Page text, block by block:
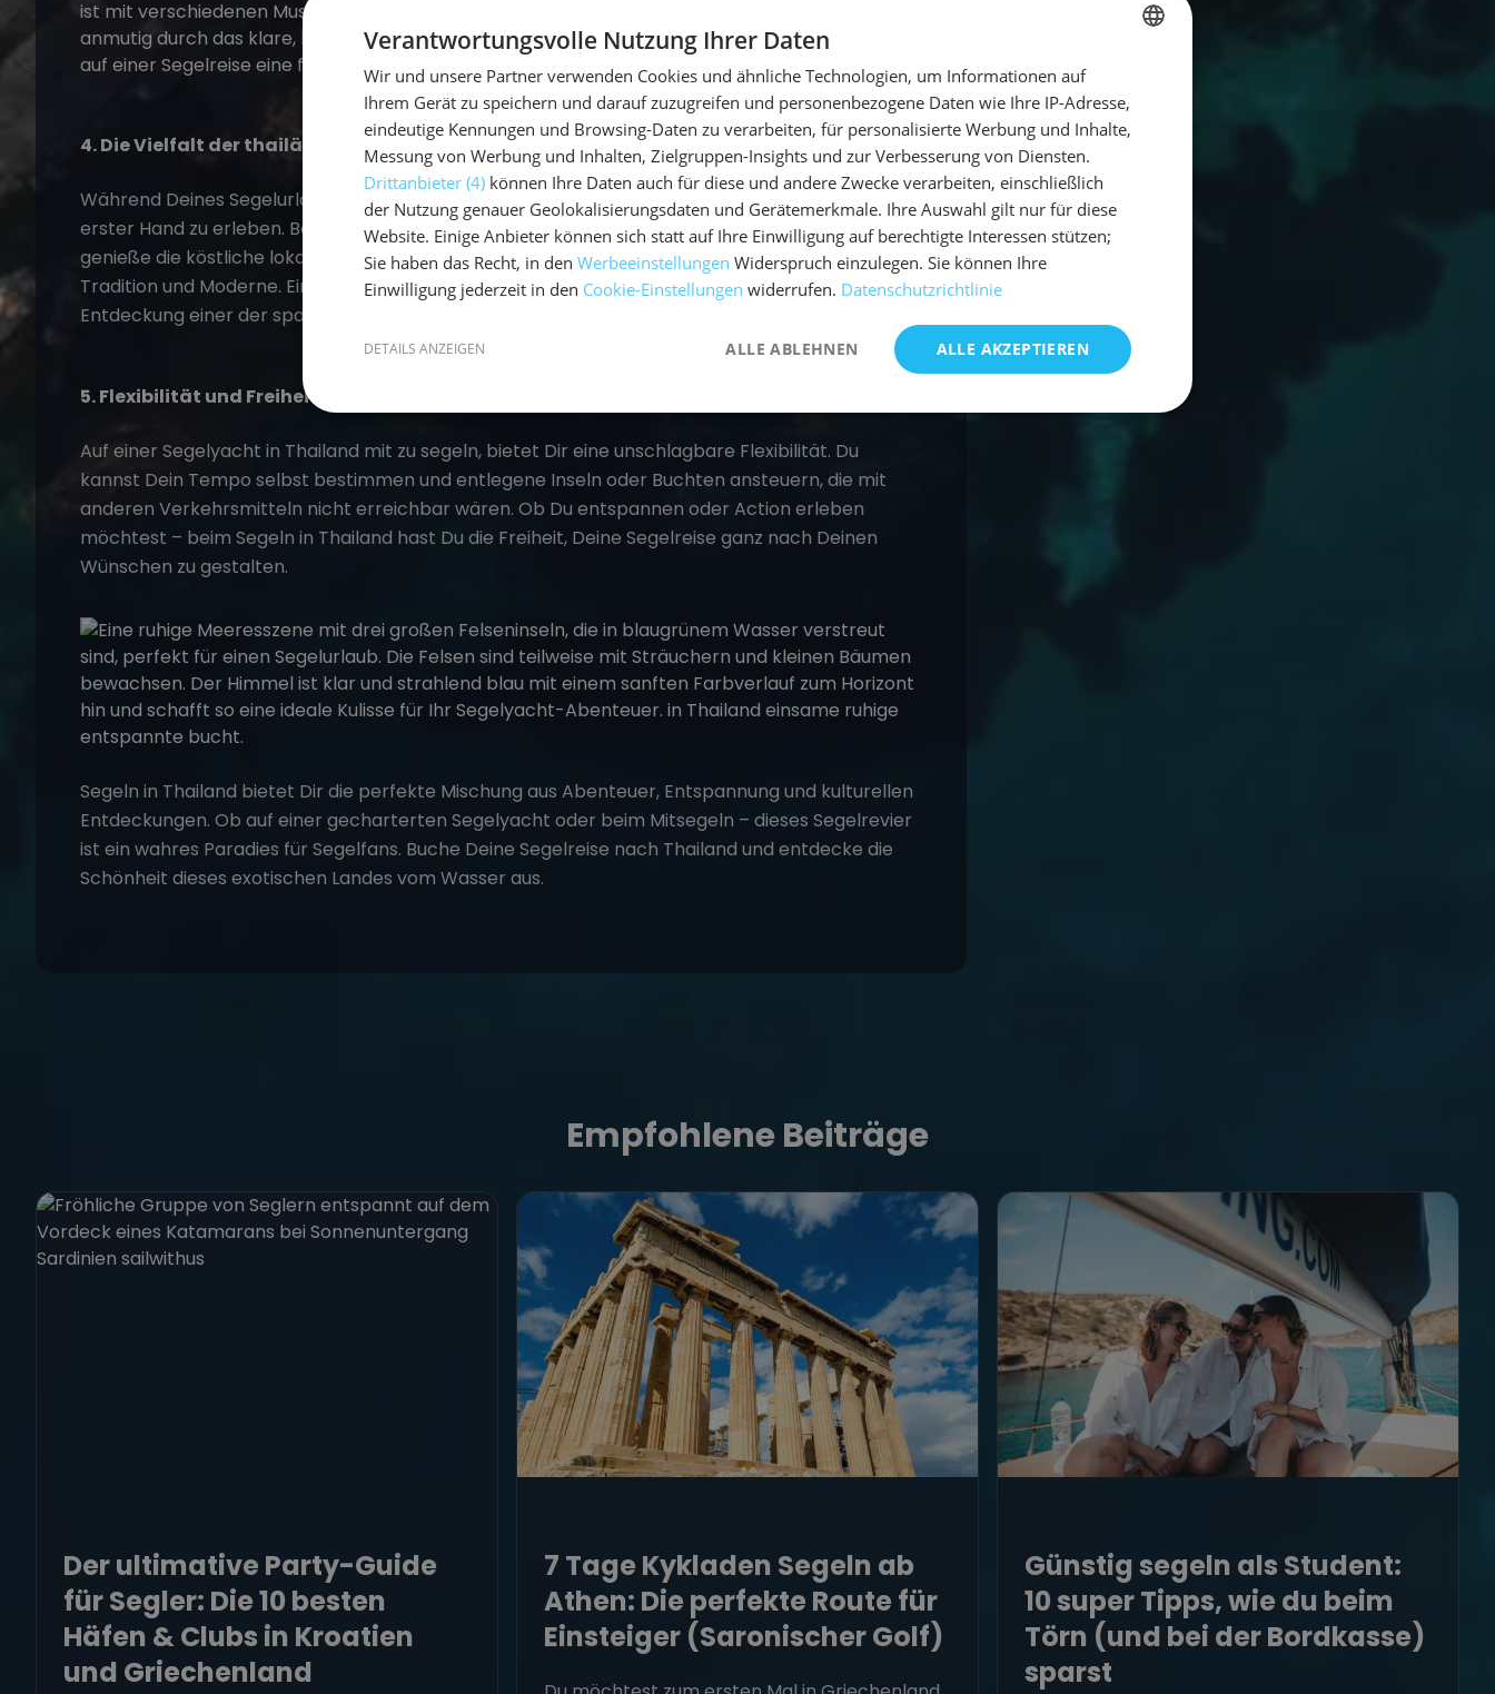
4. Die Vielfalt der thailändischen Kultur erleben
Während Deines Segelurlaubs
hast Du die Möglichkeit, die authentische thailändische Kultur aus
erster Hand zu erleben. Besuche traditionelle Fischerdörfer, erkunde buddhistische Tempel oder
genieße die köstliche lokale Küche. An Land erwartet Dich eine faszinierende Mischung aus
Tradition und Moderne. Ein
Segeltrip in Thailandverbindet das Abenteuer auf See mit der
Entdeckung einer der spannendsten Kulturen der Welt.
5. Flexibilität und Freiheit auf einer Segelyacht
Auf einer Segelyacht in Thailand mit zu segeln, bietet Dir eine unschlagbare Flexibilität. Du
kannst Dein Tempo selbst bestimmen und entlegene Inseln oder Buchten ansteuern, die mit
anderen Verkehrsmitteln nicht erreichbar wären. Ob Du entspannen oder Action erleben
möchtest – beim Segeln in Thailand hast Du die Freiheit, Deine Segelreise ganz nach Deinen
Wünschen zu gestalten.
Segeln in Thailand bietet Dir die perfekte Mischung aus Abenteuer, Entspannung und kulturellen
Entdeckungen. Ob auf einer gecharterten Segelyacht oder beim Mitsegeln – dieses Segelrevier
ist ein wahres Paradies für Segelfans. Buche Deine Segelreise nach Thailand und entdecke die
Schönheit dieses exotischen Landes vom Wasser aus.
Empfohlene Beiträge
Der ultimative Party-Guide
für Segler: Die 10 besten
Häfen & Clubs in Kroatien
und Griechenland
7 Tage Kykladen Segeln ab
Athen: Die perfekte Route für
Einsteiger (Saronischer Golf)
Günstig segeln als Student:
10 super Tipps, wie du beim
Törn (und bei der Bordkasse)
sparst
GERMAN
Verantwortungsvolle Nutzung Ihrer Daten
Wir und unsere Partner verwenden Cookies und ähnliche Technologien, um Informationen auf
Ihrem Gerät zu speichern und darauf zuzugreifen und personenbezogene Daten wie Ihre IP-Adresse,
eindeutige Kennungen und Browsing-Daten zu verarbeiten, für personalisierte Werbung und Inhalte,
Messung von Werbung und Inhalten, Zielgruppen-Insights und zur Verbesserung von Diensten.
Drittanbieter (4) können Ihre Daten auch für diese und andere Zwecke verarbeiten, einschließlich
der Nutzung genauer Geolokalisierungsdaten und Gerätemerkmale. Ihre Auswahl gilt nur für diese
Website. Einige Anbieter können sich statt auf Ihre Einwilligung auf berechtigte Interessen stützen;
Sie haben das Recht, in den Werbeeinstellungen Widerspruch einzulegen. Sie können Ihre
Einwilligung jederzeit in den Cookie-Einstellungen widerrufen. Datenschutzrichtlinie
ALLE AKZEPTIEREN
ALLE ABLEHNEN
DETAILS ANZEIGEN